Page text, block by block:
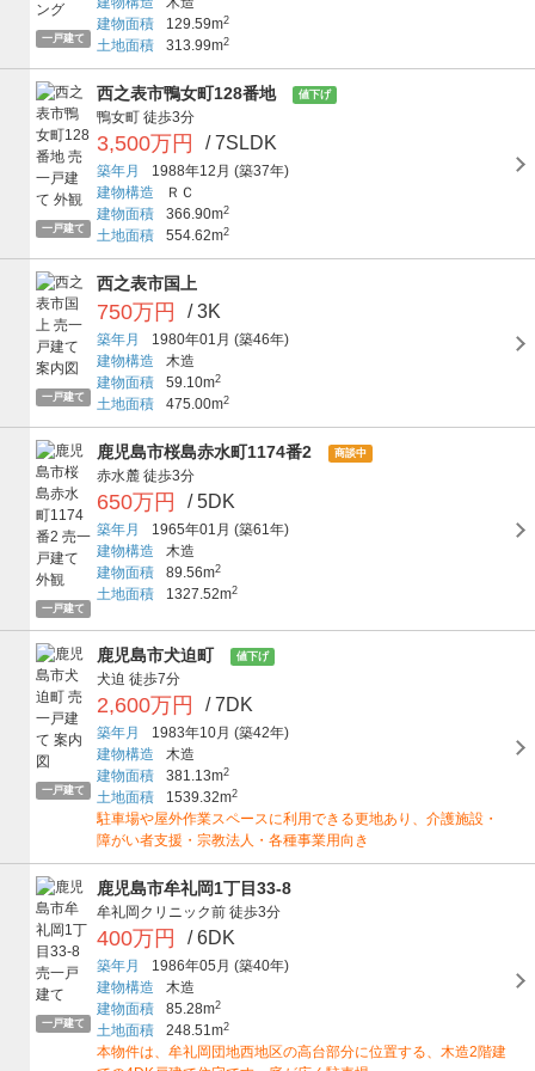
一戸建て
建物面積
129.59m2
土地面積 313.99m2
一戸建て
西之表市鴨女町128番地 値下げ
鴨女町 徒歩3分
3,500万円 / 7SLDK
築年月 1988年12月 (築37年)
建物構造
ＲＣ
建物面積
366.90m2
土地面積 554.62m2
一戸建て
西之表市国上
750万円 / 3K
築年月 1980年01月 (築46年)
建物構造
木造
建物面積
59.10m2
土地面積 475.00m2
一戸建て
鹿児島市桜島赤水町1174番2 商談中
赤水麓 徒歩3分
650万円 / 5DK
築年月 1965年01月 (築61年)
建物構造
木造
建物面積
89.56m2
土地面積 1327.52m2
一戸建て
鹿児島市犬迫町 値下げ
犬迫 徒歩7分
2,600万円 / 7DK
築年月 1983年10月 (築42年)
建物構造
木造
建物面積
381.13m2
土地面積 1539.32m2
駐車場や屋外作業スペースに利用できる更地あり、介護施設・
障がい者支援・宗教法人・各種事業用向き
一戸建て
鹿児島市牟礼岡1丁目33-8
牟礼岡クリニック前 徒歩3分
400万円 / 6DK
築年月 1986年05月 (築40年)
建物構造
木造
建物面積
85.28m2
土地面積 248.51m2
本物件は、牟礼岡団地西地区の高台部分に位置する、木造2階建